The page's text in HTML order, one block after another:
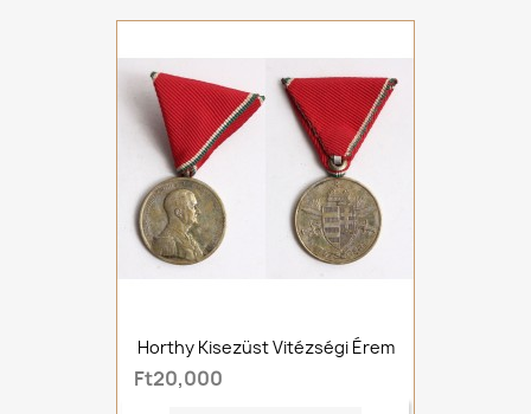
Horthy Kisezüst Vitézségi Érem
Ft20,000